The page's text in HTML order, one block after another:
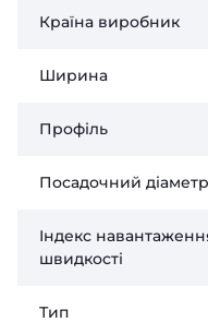
Країна виробник
Ширина
Профіль
Посадочний діаметр
Індекс
швидкості
Тип